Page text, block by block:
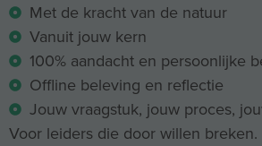
Met de kracht van de natuur
Vanuit jouw kern
100% aandacht en persoonlijke
Offline beleving en reflectie
Jouw vraagstuk, jouw proces,
Voor leiders die door willen breken.